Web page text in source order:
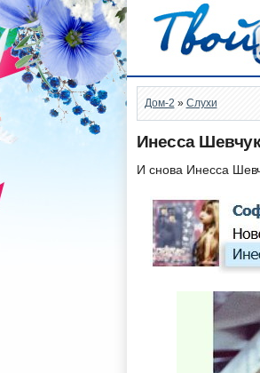
Дом-2 » Слухи
Инесса
И снова Инесса